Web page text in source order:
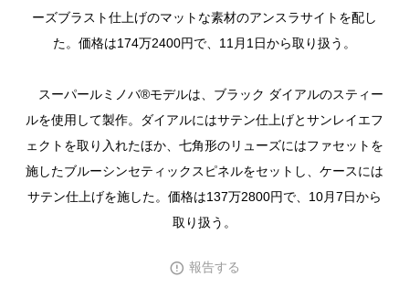
ーズブラスト仕上げのマットな素材のアンスラサイトを配し
た。価格は174万2400円で、11月1日から取り扱う。
スーパールミノバ®モデルは、ブラック ダイアルのスティー
ルを使用して製作。ダイアルにはサテン仕上げとサンレイエフ
ェクトを取り入れたほか、七角形のリューズにはファセットを
施したブルーシンセティックスピネルをセットし、ケースには
サテン仕上げを施した。価格は137万2800円で、10月7日から
取り扱う。
報告する